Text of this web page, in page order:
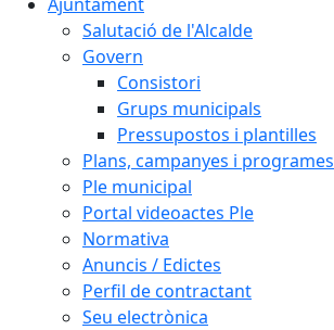
Salutació de l'Alcalde
Govern
Consistori
Grups municipals
Pressupostos i plantilles
Plans, campanyes i programes
Ple municipal
Portal videoactes Ple
Normativa
Anuncis / Edictes
Perfil de contractant
Seu electrònica